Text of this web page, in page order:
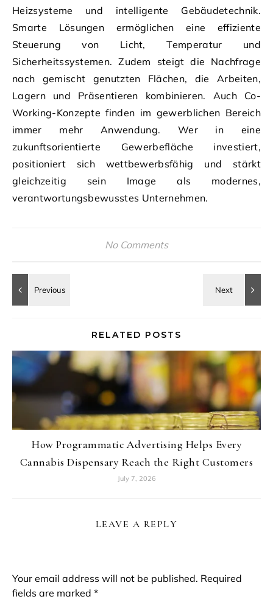
Heizsysteme und intelligente Gebäudetechnik.
Smarte Lösungen ermöglichen eine effiziente
Steuerung von Licht, Temperatur und
Sicherheitssystemen. Zudem steigt die Nachfrage
nach gemischt genutzten Flächen, die Arbeiten,
Lagern und Präsentieren kombinieren. Auch Co-
Working-Konzepte finden im gewerblichen Bereich
immer mehr Anwendung. Wer in eine
zukunftsorientierte Gewerbefläche investiert,
positioniert sich wettbewerbsfähig und stärkt
gleichzeitig sein Image als modernes,
verantwortungsbewusstes Unternehmen.
No Comments
RELATED POSTS
How Programmatic Advertising Helps Every
Cannabis Dispensary Reach the Right Customers
July 7, 2026
LEAVE A REPLY
Your email address will not be published. Required
fields are marked *